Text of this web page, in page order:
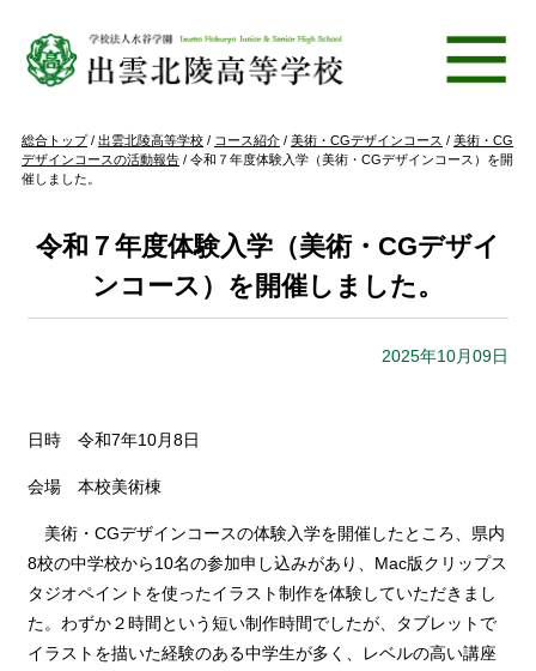
現
在
の
総合トップ/ 出雲北陵高等学校 / コース紹介 / 美術・CGデザインコース / 美術・CG
デザインコースの活動報告 / 令和７年度体験入学（美術・CGデザインコース）を開
催しました。
令和７年度体験入学（美術・CGデザイ
ンコース）を開催しました。
2025年10月09日
日時 令和7年10月8日
会場 本校美術棟
美術・CGデザインコースの体験入学を開催したところ、県内
8校の中学校から10名の参加申し込みがあり、Mac版クリップス
タジオペイントを使ったイラスト制作を体験していただきまし
た。わずか２時間という短い制作時間でしたが、タブレットで
イラストを描いた経験のある中学生が多く、レベルの高い講座